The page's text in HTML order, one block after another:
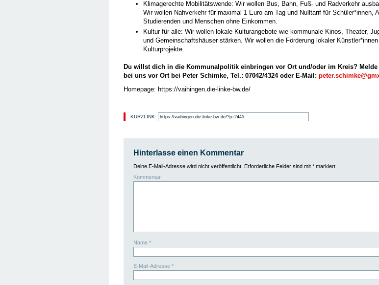
Klimagerechte Mobilitätswende: Wir wollen Bus, Bahn, Fuß- und Radverkehr
Wir wollen Nahverkehr für maximal 1 Euro am Tag und Nulltarif für Schüler*innen,
Studierenden und Menschen ohne Einkommen.
Kultur für alle: Wir wollen lokale Kulturangebote wie kommunale Kinos, Theater,
und Gemeinschaftshäuser stärken. Wir wollen die Förderung lokaler Künstler*innen
Kulturprojekte.
Du willst dich in die Kommunalpolitik einbringen vor Ort und/oder im Kreis?
bei uns vor Ort bei Peter Schimke, Tel.: 07042/4324 oder E-Mail:
Homepage: https://vaihingen.die-linke-bw.de/
KURZLINK:
Hinterlasse einen Kommentar
Deine E-Mail-Adresse wird nicht veröffentlicht. Erforderliche Felder sind mit * markiert
Kommentar
Name *
E-Mail-Adresse *